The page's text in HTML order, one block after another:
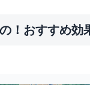
！おすすめ効